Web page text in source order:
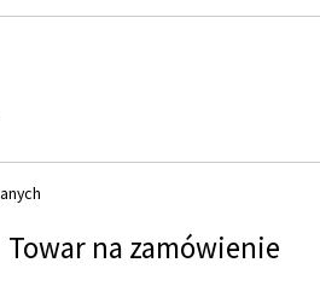
Towar na zamówienie